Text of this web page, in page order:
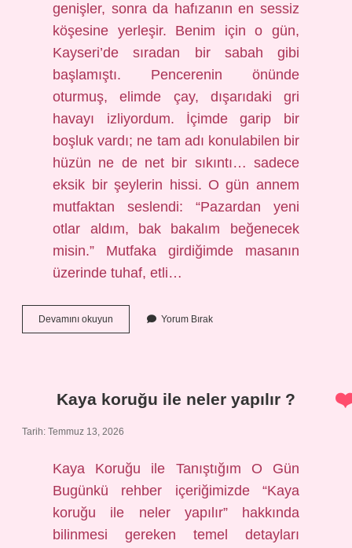
genişler, sonra da hafızanın en sessiz
köşesine yerleşir. Benim için o gün,
Kayseri’de sıradan bir sabah gibi
başlamıştı. Pencerenin önünde
oturmuş, elimde çay, dışarıdaki gri
havayı izliyordum. İçimde garip bir
boşluk vardı; ne tam adı konulabilen bir
hüzün ne de net bir sıkıntı… sadece
eksik bir şeylerin hissi. O gün annem
mutfaktan seslendi: “Pazardan yeni
otlar aldım, bak bakalım beğenecek
misin.” Mutfaka girdiğimde masanın
üzerinde tuhaf, etli…
Devamını okuyun
koruğu
Yorum Bırak
Kaya koruğu ile neler yapılır ?
Tarih: Temmuz 13, 2026
Kaya Koruğu ile Tanıştığım O Gün
Bugünkü rehber içeriğimizde “Kaya
koruğu ile neler yapılır” hakkında
bilinmesi gereken temel detayları